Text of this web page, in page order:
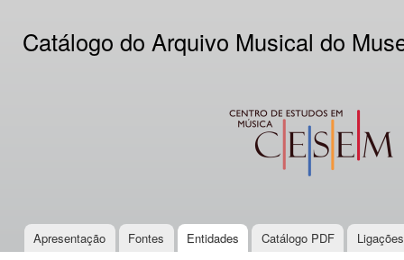
Catálogo do Arquivo Musical do
CESEM
Main menu
Apresentação Fontes Entidades Catálogo PDF